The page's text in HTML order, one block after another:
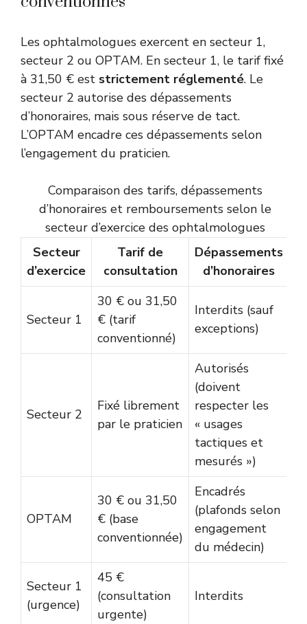
Les ophtalmologues exercent en secteur 1,
secteur 2 ou OPTAM. En secteur 1, le tarif fixé
à 31,50 € est strictement réglementé. Le
secteur 2 autorise des dépassements
d’honoraires, mais sous réserve de tact.
L’OPTAM encadre ces dépassements selon
l’engagement du praticien.
Comparaison des tarifs, dépassements
d’honoraires et remboursements selon le
secteur d’exercice des ophtalmologues
Secteur
d’exercice
Tarif de
consultation
Dépassements
d’honoraires
Secteur 1
30 € ou 31,50
€ (tarif
conventionné)
Interdits (sauf
exceptions)
Secteur 2
Fixé librement
par le praticien
Autorisés
(doivent
respecter les
« usages
tactiques et
mesurés »)
OPTAM
30 € ou 31,50
€ (base
conventionnée)
Encadrés
(plafonds selon
engagement
du médecin)
Secteur 1
(urgence)
45 €
(consultation
urgente)
Interdits